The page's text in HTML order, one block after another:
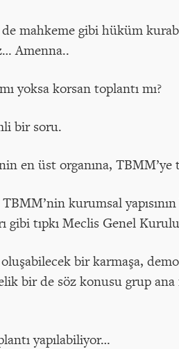
mahkeme gibi hüküm
Amenna..
yoksa korsan toplantı mı?
bir soru.
en üst organına, TBMM’ye
kurumsal yapısının
gibi tıpkı Meclis Genel
bir karmaşa,
bir de söz konusu grup
yapılabiliyor…